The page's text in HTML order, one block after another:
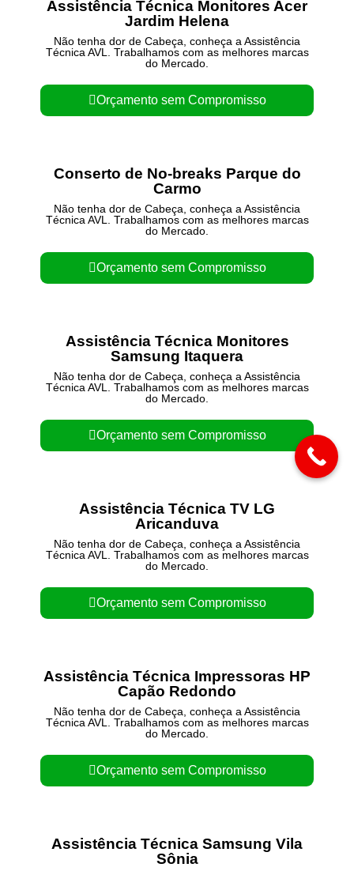
Assistência Técnica Monitores Acer
Jardim Helena
Não tenha dor de Cabeça, conheça a Assistência
Técnica AVL. Trabalhamos com as melhores marcas
do Mercado.
Orçamento sem Compromisso
Conserto de No-breaks Parque do
Carmo
Não tenha dor de Cabeça, conheça a Assistência
Técnica AVL. Trabalhamos com as melhores marcas
do Mercado.
Orçamento sem Compromisso
Assistência Técnica Monitores
Samsung Itaquera
Não tenha dor de Cabeça, conheça a Assistência
Técnica AVL. Trabalhamos com as melhores marcas
do Mercado.
Orçamento sem Compromisso
Assistência Técnica TV LG
Aricanduva
Não tenha dor de Cabeça, conheça a Assistência
Técnica AVL. Trabalhamos com as melhores marcas
do Mercado.
Orçamento sem Compromisso
Assistência Técnica Impressoras HP
Capão Redondo
Não tenha dor de Cabeça, conheça a Assistência
Técnica AVL. Trabalhamos com as melhores marcas
do Mercado.
Orçamento sem Compromisso
Assistência Técnica Samsung Vila
Sônia